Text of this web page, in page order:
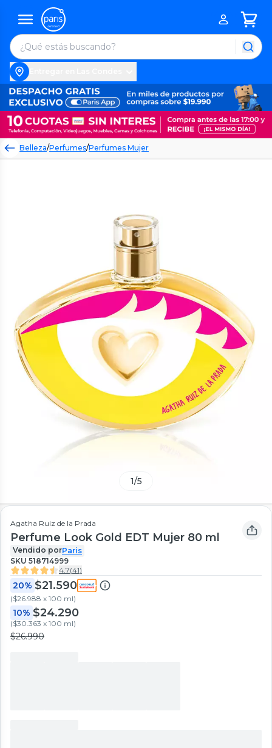
Belleza/Perfumes/Perfumes Mujer
1/5
Agatha Ruiz de la Prada
Perfume Look Gold EDT Mujer 80 ml
Vendido porParis
SKU 518714999
4.7(41)
20% $21.590
($26.988 x 100 ml)
10% $24.290
($30.363 x 100 ml)
$26.990